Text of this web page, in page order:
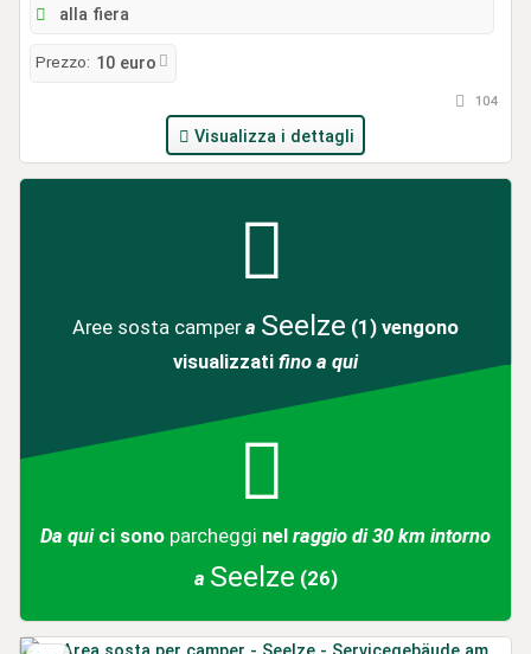
alla fiera
Prezzo: 10 euro
104
Visualizza i dettagli
Aree sosta camper a Seelze (1) vengono
visualizzati fino a qui
Da quici sono parcheggi nel raggio di 30 km intorno
a Seelze (26)